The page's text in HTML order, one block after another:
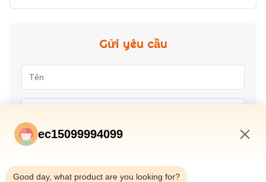
Gửi yêu cầu
ec15099994099
Good day, what product are you looking for?